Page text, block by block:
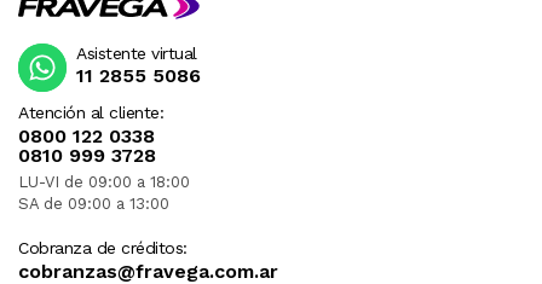
Atención al cliente:
0800 122 0338
0810 999 3728
LU-VI de 09:00 a 18:00
SA de 09:00 a 13:00
Cobranza de créditos:
cobranzas@fravega.com.ar
Asistente virtual
11 2855 5086